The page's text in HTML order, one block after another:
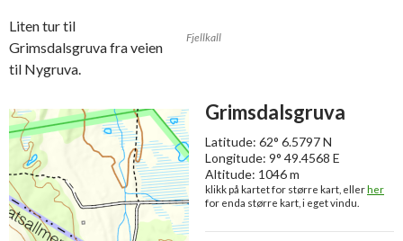
Fjellkall
Liten tur til
Grimsdalsgruva fra veien
til Nygruva.
Grimsdalsgruva
Latitude: 62° 6.5797 N
Longitude: 9° 49.4568 E
Altitude: 1046 m
klikk på kartet for større kart, ellerher
for enda større kart, i eget vindu.